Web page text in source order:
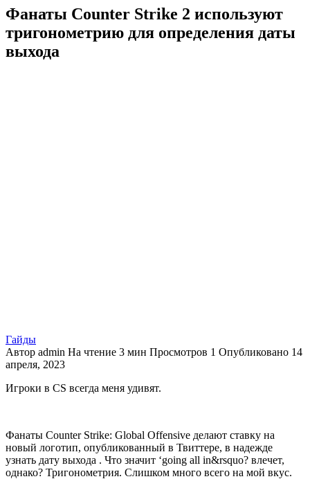
Фанаты Counter Strike 2 используют
тригонометрию для определения даты
выхода
Гайды
Автор admin На чтение 3 мин Просмотров 1 Опубликовано 14
апреля, 2023
Игроки в CS всегда меня удивят.
Фанаты Counter Strike: Global Offensive делают ставку на
новый логотип, опубликованный в Твиттере, в надежде
узнать дату выхода . Что значит ‘going all in&rsquo? влечет,
однако? Тригонометрия. Слишком много всего на мой вкус.